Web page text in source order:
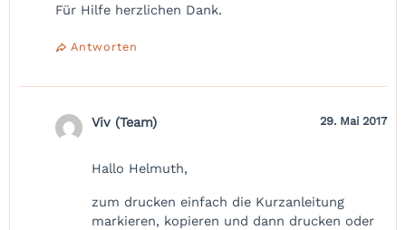
Für Hilfe herzlichen Dank.
Antworten
Viv (Team) 29. Mai 2017
Hallo Helmuth,
zum drucken einfach die Kurzanleitung
markieren, kopieren und dann drucken oder